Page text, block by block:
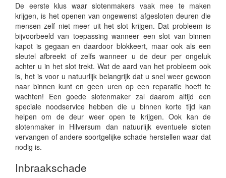
De eerste klus waar slotenmakers vaak mee te maken
krijgen, is het openen van ongewenst afgesloten deuren die
mensen zelf niet meer uit het slot krijgen. Dat probleem is
bijvoorbeeld van toepassing wanneer een slot van binnen
kapot is gegaan en daardoor blokkeert, maar ook als een
sleutel afbreekt of zelfs wanneer u de deur per ongeluk
achter u in het slot trekt. Wat de aard van het probleem ook
is, het is voor u natuurlijk belangrijk dat u snel weer gewoon
naar binnen kunt en geen uren op een reparatie hoeft te
wachten! Een goede slotenmaker zal daarom altijd een
speciale noodservice hebben die u binnen korte tijd kan
helpen om de deur weer open te krijgen. Ook kan de
slotenmaker in Hilversum dan natuurlijk eventuele sloten
vervangen of andere soortgelijke schade herstellen waar dat
nodig is.
Inbraakschade